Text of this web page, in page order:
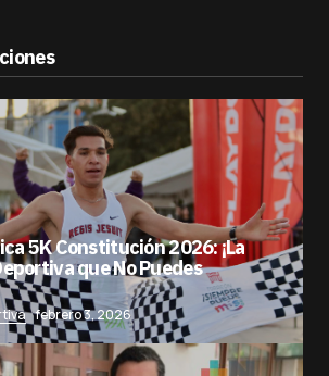
5K Constitución 2026: ¡La
que No Puedes
febrero 3, 2026